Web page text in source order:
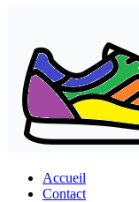
contenu
Accueil
Contact